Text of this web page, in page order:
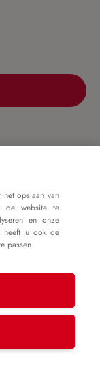
vermeld.
opslaan van
de website te
en onze
heeft u ook de
passen.